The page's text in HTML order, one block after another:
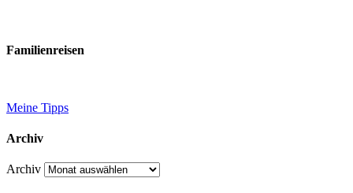
Familienreisen
Meine Tipps
Archiv
Archiv